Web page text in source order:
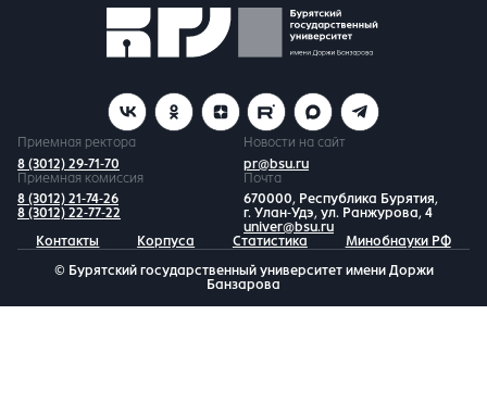
Приемная ректора
8 (3012) 29-71-70
Новости на сайт
pr@bsu.ru
Приемная комиссия
8 (3012) 21-74-26
8 (3012) 22-77-22
Почта
670000, Республика Бурятия,
г. Улан-Удэ, ул. Ранжурова, 4
univer@bsu.ru
Контакты
Корпуса Статистика Минобнауки РФ
© Бурятский государственный университет имени Доржи
Банзарова